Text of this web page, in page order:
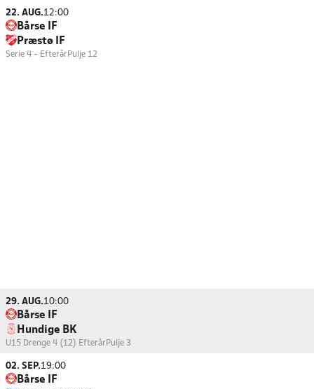
22. AUG.12:00
Bårse IF
Præstø IF
Serie 4 - EfterårPulje 12
29. AUG.10:00
Bårse IF
Hundige BK
U15 Drenge 4 (12) EfterårPulje 3
02. SEP.19:00
Bårse IF